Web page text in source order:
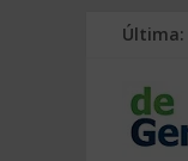
Última: